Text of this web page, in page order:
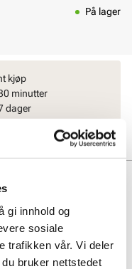
gi innhold og
sosiale
trafikken vår. Vi deler
bruker nettstedet
På lager
kjøp
minutter
dager
dagen første par ble
Smooth Dr. Martens
gule stikningen. Sålen er